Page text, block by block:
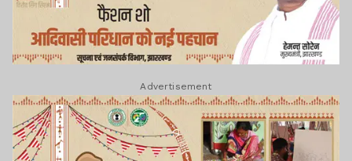
Advertisement